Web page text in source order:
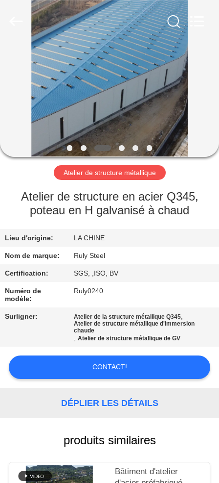
MAISON
PRODUITS
VIDÉOS
VR
SHOW
SUJET
NOUS
VISITE
D'USINE
CONTRÔLE
CONTACTEZ-
SOLUTION
DE
Atelier de structure métallique
Atelier de structure en acier Q345,
poteau en H galvanisé à chaud
Lieu d'origine: LA CHINE
Nom de marque: Ruly Steel
Certification: SGS, ,ISO, BV
Numéro de
modèle:
Ruly0240
Surligner: Atelier de la structure métallique Q345,
Atelier de structure métallique d'immersion
chaude
,Atelier de structure métallique de GV
CONTACT!
DÉPLIER LES DÉTAILS
produits similaires
Bâtiment d'atelier